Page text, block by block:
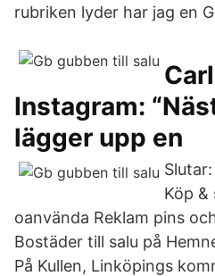
rubriken lyder har jag en
Instagram:
lägger upp en
Köp &
oanvända Reklam pins
Bostäder till salu på
På Kullen, Linköpings